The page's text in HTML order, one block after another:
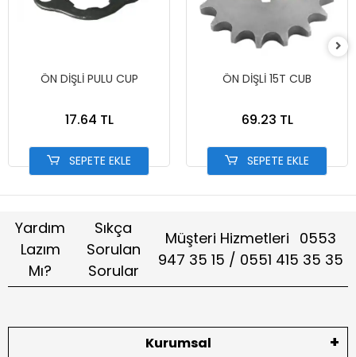
ÖN DİŞLİ PULU CUP
17.64 TL
SEPETE EKLE
ÖN DİŞLİ 15T CUB
69.23 TL
SEPETE EKLE
Yardım
Lazım
Mı?
Sıkça
Sorulan
Sorular
Müşteri Hizmetleri 0553
947 35 15 / 0551 415 35 35
Kurumsal